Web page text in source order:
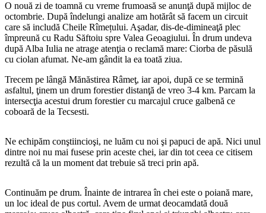
O nouă zi de toamnă cu vreme frumoasă se anunţă după mijloc de
octombrie. După îndelungi analize am hotărât să facem un circuit
care să includă Cheile Rîmețului. Aşadar, dis-de-dimineaţă plec
împreună cu Radu Săftoiu spre Valea Geoagiului. În drum undeva
după Alba Iulia ne atrage atenţia o reclamă mare: Ciorba de păsulă
cu ciolan afumat. Ne-am gândit la ea toată ziua.
Trecem pe lângă Mănăstirea Râmeţ, iar apoi, după ce se termină
asfaltul, ţinem un drum forestier distanţă de vreo 3-4 km. Parcam la
intersecţia acestui drum forestier cu marcajul cruce galbenă ce
coboară de la Tecsesti.
Ne echipăm conştiincioşi, ne luăm cu noi şi papuci de apă. Nici unul
dintre noi nu mai fusese prin aceste chei, iar din tot ceea ce citisem
rezultă că la un moment dat trebuie să treci prin apă.
Continuăm pe drum. Înainte de intrarea în chei este o poiană mare,
un loc ideal de pus cortul. Avem de urmat deocamdată două